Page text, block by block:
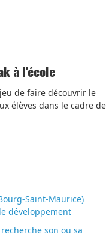
à l'école
de faire découvrir le
élèves dans le cadre de
Saint-Maurice)
développement
son ou sa